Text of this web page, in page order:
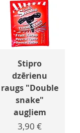
Stipro
dzērienu
raugs "Double
snake"
augļiem
Cena
3,90 €